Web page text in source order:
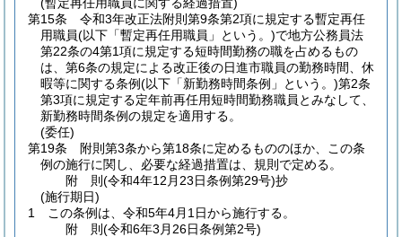
第15条
令和3年改正法附則第9条第2項に規定する暫定再任
用職員(以下「暫定再任用職員」という。)で地方公務員法
第22条の4第1項に規定する短時間勤務の職を占めるもの
は、第6条の規定による改正後の日進市職員の勤務時間、休
暇等に関する条例(以下「新勤務時間条例」という。)第2条
第3項に規定する定年前再任用短時間勤務職員とみなして、
新勤務時間条例の規定を適用する。
(委任)
第19条
附則第3条から第18条に定めるもののほか、この条
例の施行に関し、必要な経過措置は、規則で定める。
附 則(令和4年12月23日条例第29号)抄
(施行期日)
1
この条例は、令和5年4月1日から施行する。
附 則(令和6年3月26日条例第2号)